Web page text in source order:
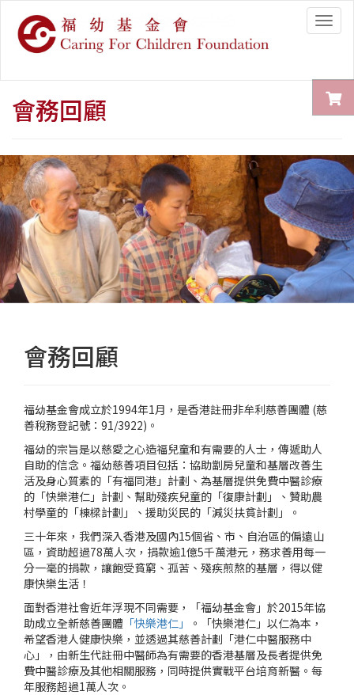
會務回顧
會務回顧
福幼基金會成立於1994年1月，是香港註冊非牟利慈善團體 (慈
善稅務登記號：91/3922)。
福幼的宗旨是以慈愛之心造福兒童和有需要的人士，傳遞助人
自助的信念。福幼慈善項目包括：協助劏房兒童和基層改善生
活及身心質素的「有福同港」計劃、為基層提供免費中醫診療
的「快樂港仁」計劃、幫助殘疾兒童的「復康計劃」、贊助農
村學童的「棟樑計劃」、援助災民的「減災扶貧計劃」。
三十年來，我們深入香港及國內15個省、市、自治區的偏遠山
區，資助超過78萬人次，捐款逾1億5千萬港元，務求善用每一
分一毫的捐款，讓飽受貧窮、孤苦、殘疾煎熬的基層，得以健
康快樂生活！
面對香港社會近年浮現不同需要，「福幼基金會」於2015年協
助成立全新慈善團體 「快樂港仁」
。「快樂港仁」以仁為本，
希望香港人健康快樂，並透過其慈善計劃「港仁中醫服務中
心」，由新生代註冊中醫師為有需要的香港基層及長者提供免
費中醫診療及其他相關服務，同時提供實戰平台培育新醫。每
年服務超過1萬人次。